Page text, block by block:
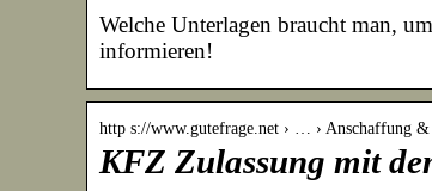
Welche Unterlagen braucht man,
informieren!
http s://www.gutefrage.net › … › Anschaffung
KFZ Zulassung mit